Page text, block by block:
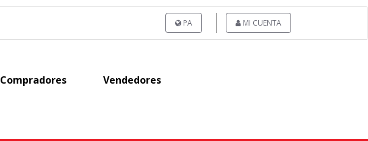
PA MI CUENTA
Compradores Vendedores